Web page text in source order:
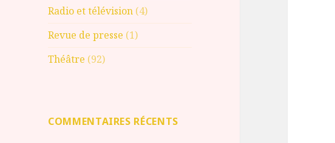
Radio et télévision (4)
Revue de presse (1)
Théâtre (92)
COMMENTAIRES RÉCENTS